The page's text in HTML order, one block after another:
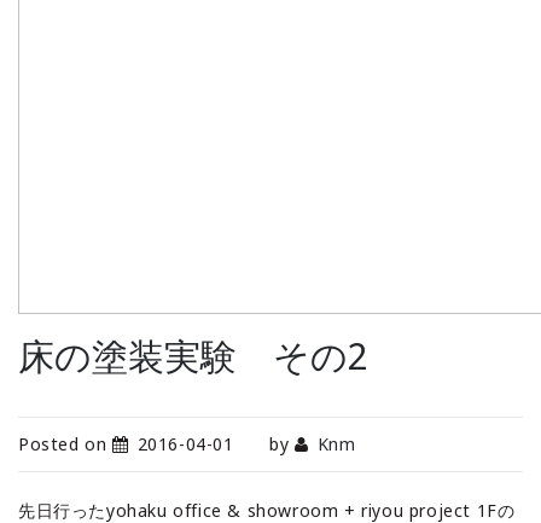
床の塗装実験 その2
Posted on 2016-04-01 by Knm
先日行ったyohaku office & showroom + riyou project 1Fの